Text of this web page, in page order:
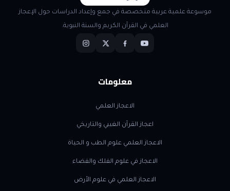
موسوعة علمية عربية متخصصة في جمع وإعداد الدراسات حول الإعجاز
العلمي في القرآن الكريم والسنة النبوية.
معلومات
الاعجاز العلمي
اعجاز القرآن الغيبي والتاريخي
الاعجاز العلمي علوم الطب و الحياة
الاعجاز في علوم الفلك والفضاء
الاعجاز العلمي في علوم الأرض